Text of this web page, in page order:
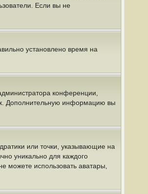
Если вы не
установлено время на
конференции,
Дополнительную информацию вы
или точки, указывающие на
уникально для каждого
можете использовать аватары,